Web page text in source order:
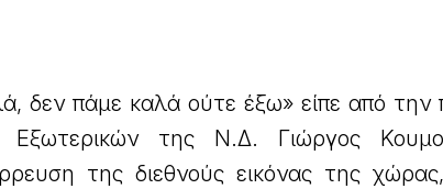
δεν πάμε καλά ούτε έξω» είπε από την
της Ν.Δ. Γιώργος
της διεθνούς εικόνας της